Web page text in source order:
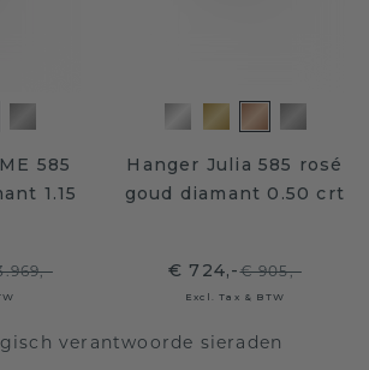
585
1.15
Hanger Julia 585 rosé
goud diamant 0.50 crt
€ 724,-€ 905,-
Excl. Tax & BTW
verantwoorde sieraden